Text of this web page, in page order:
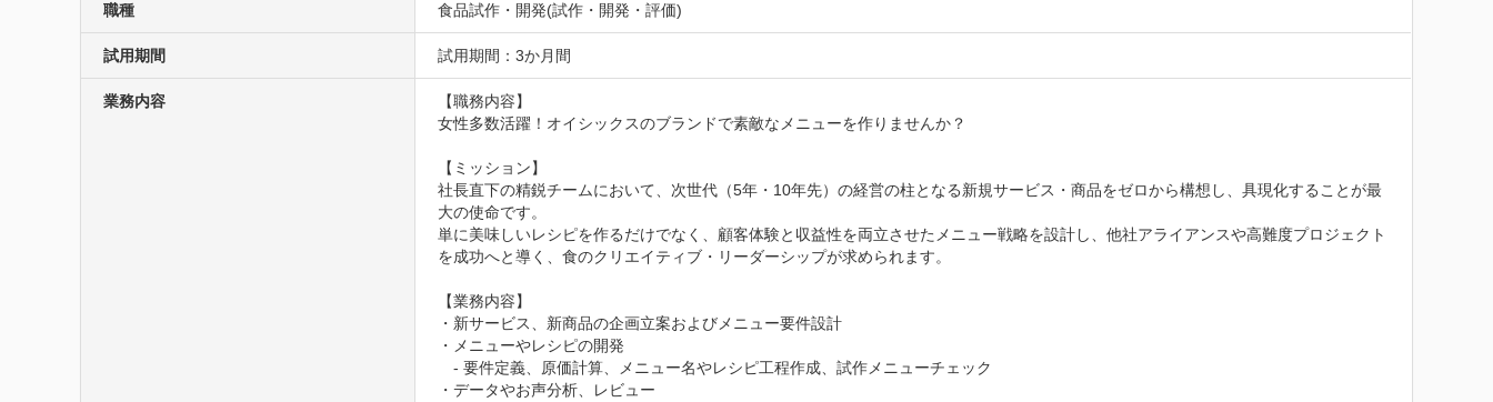
職種 食品試作・開発(試作・開発・評価)
試用期間 試用期間：3か月間
業務内容
【職務内容】
女性多数活躍！オイシックスのブランドで素敵なメニューを作りませんか？
【ミッション】
社長直下の精鋭チームにおいて、次世代（5年・10年先）の経営の柱となる新規サービス・商品をゼロから構想し、具現化することが最
大の使命です。
単に美味しいレシピを作るだけでなく、顧客体験と収益性を両立させたメニュー戦略を設計し、他社アライアンスや高難度プロジェクト
を成功へと導く、食のクリエイティブ・リーダーシップが求められます。
【業務内容】
・新サービス、新商品の企画立案およびメニュー要件設計
・メニューやレシピの開発
- 要件定義、原価計算、メニュー名やレシピ工程作成、試作メニューチェック
・データやお声分析、レビュー